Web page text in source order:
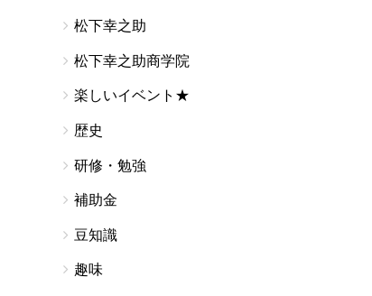
松下幸之助
松下幸之助商学院
楽しいイベント★
歴史
研修・勉強
補助金
豆知識
趣味